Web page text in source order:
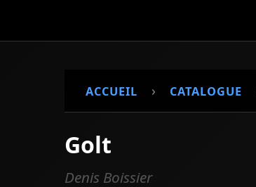
ACCUEIL › CATALOGUE
Golt
Denis Boissier